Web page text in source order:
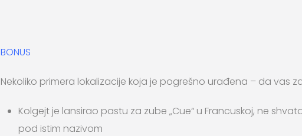
BONUS
Nekoliko primera lokalizacije koja je pogrešno urađena – da vas
Kolgejt je lansirao pastu za zube „Cue“ u Francuskoj, ne
pod istim nazivom